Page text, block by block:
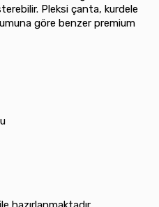
Pleksi çanta, kurdele
göre benzer premium